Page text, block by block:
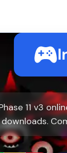
11 v3
downloads.